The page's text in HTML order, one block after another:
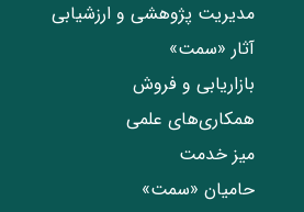
مدیریت پژوهشی و ارزشیابی
آثار «سمت»
بازاریابی و فروش
همکاری‌های علمی
میز خدمت
حامیان «سمت»